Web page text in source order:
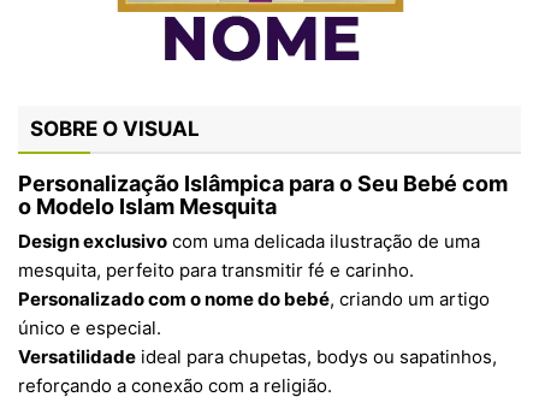
SOBRE O VISUAL
Personalização Islâmpica para o Seu Bebé com
o Modelo Islam Mesquita
Design exclusivo com uma delicada ilustração de uma
mesquita, perfeito para transmitir fé e carinho.
Personalizado com o nome do bebé, criando um artigo
único e especial.
Versatilidade ideal para chupetas, bodys ou sapatinhos,
reforçando a conexão com a religião.